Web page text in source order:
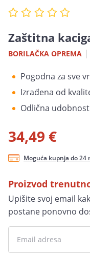
Zaštitna
BORILAČKA OPREMA |
Pogodna za sve
Izrađena od
Odlična
34,49 €
Moguća kupnja do 24
Proizvod
Upišite svoj email
postane ponovno